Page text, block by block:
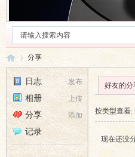
昌 ›
分享
发布
日志
上传
相册
添加
分享
记录
好友的分
按类型查看:
现在还没